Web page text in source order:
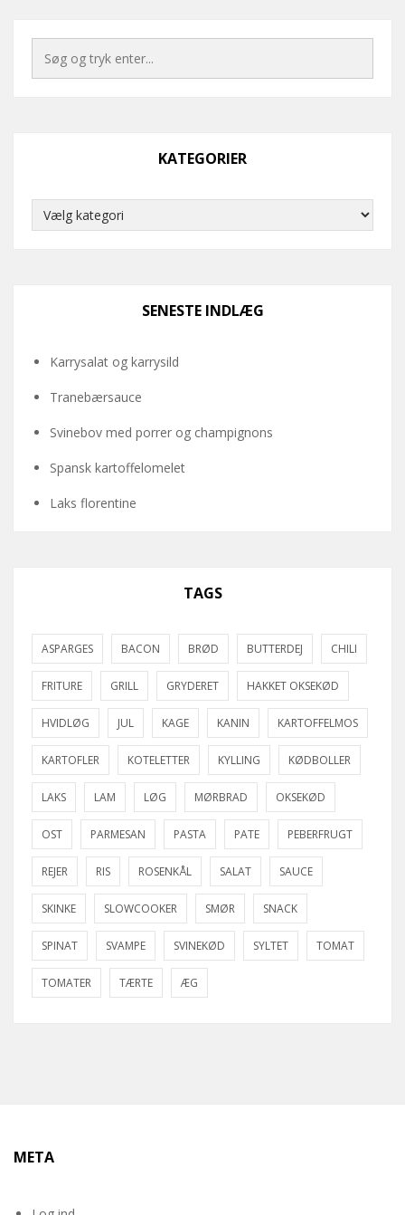
KATEGORIER
Kategorier
SENESTE INDLÆG
Karrysalat og karrysild
Tranebærsauce
Svinebov med porrer og champignons
Spansk kartoffelomelet
Laks florentine
TAGS
ASPARGES BACON BRØD BUTTERDEJ CHILI
FRITURE GRILL GRYDERET HAKKET OKSEKØD
HVIDLØG JUL KAGE KANIN KARTOFFELMOS
KARTOFLER KOTELETTER KYLLING KØDBOLLER
LAKS LAM LØG MØRBRAD OKSEKØD
OST PARMESAN PASTA PATE PEBERFRUGT
REJER RIS ROSENKÅL SALAT SAUCE
SKINKE SLOWCOOKER SMØR SNACK
SPINAT SVAMPE SVINEKØD SYLTET TOMAT
TOMATER TÆRTE ÆG
META